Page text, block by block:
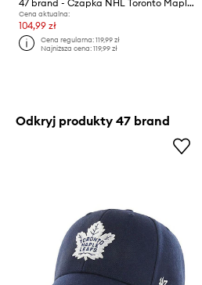
47 brand - Czapka NHL Toronto Maple Leafs
Cena aktualna:
104,99 zł
Cena regularna:119,99 zł
Najniższa cena:119,99 zł
Odkryj produkty 47 brand